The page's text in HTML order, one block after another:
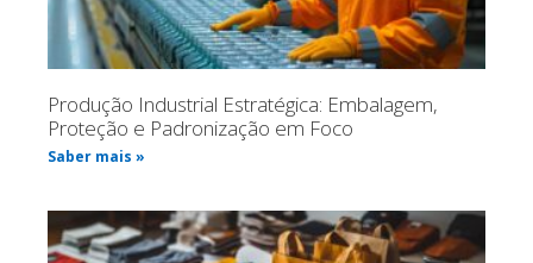
Produção Industrial Estratégica: Embalagem,
Proteção e Padronização em Foco
Saber mais »